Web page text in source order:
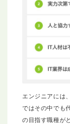
エンジニアには
ではその中でも
の目指す職種が